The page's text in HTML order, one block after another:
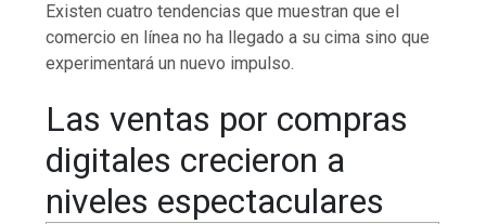
Existen cuatro tendencias que muestran que el
comercio en línea no ha llegado a su cima sino que
experimentará un nuevo impulso.
Las ventas por compras
digitales crecieron a
niveles espectaculares